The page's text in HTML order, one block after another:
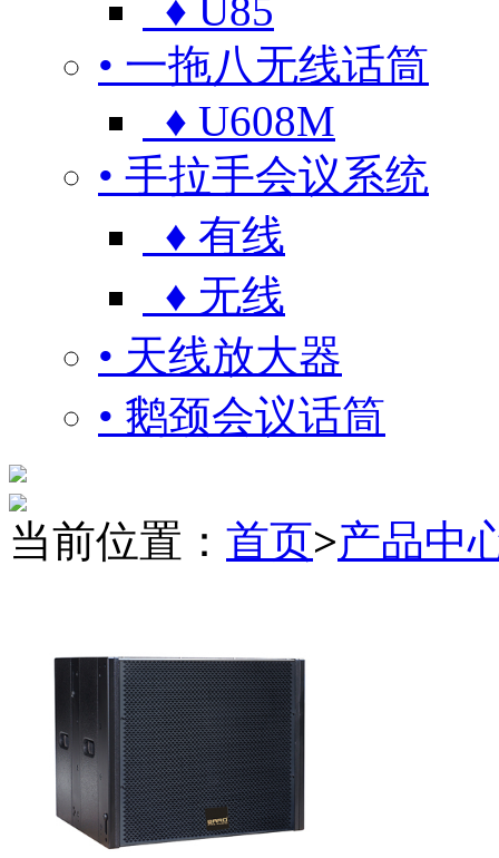
♦ U85
• 一拖八无线话筒
♦ U608M
• 手拉手会议系统
♦ 有线
♦ 无线
• 天线放大器
• 鹅颈会议话筒
当前位置： 首页>产品中